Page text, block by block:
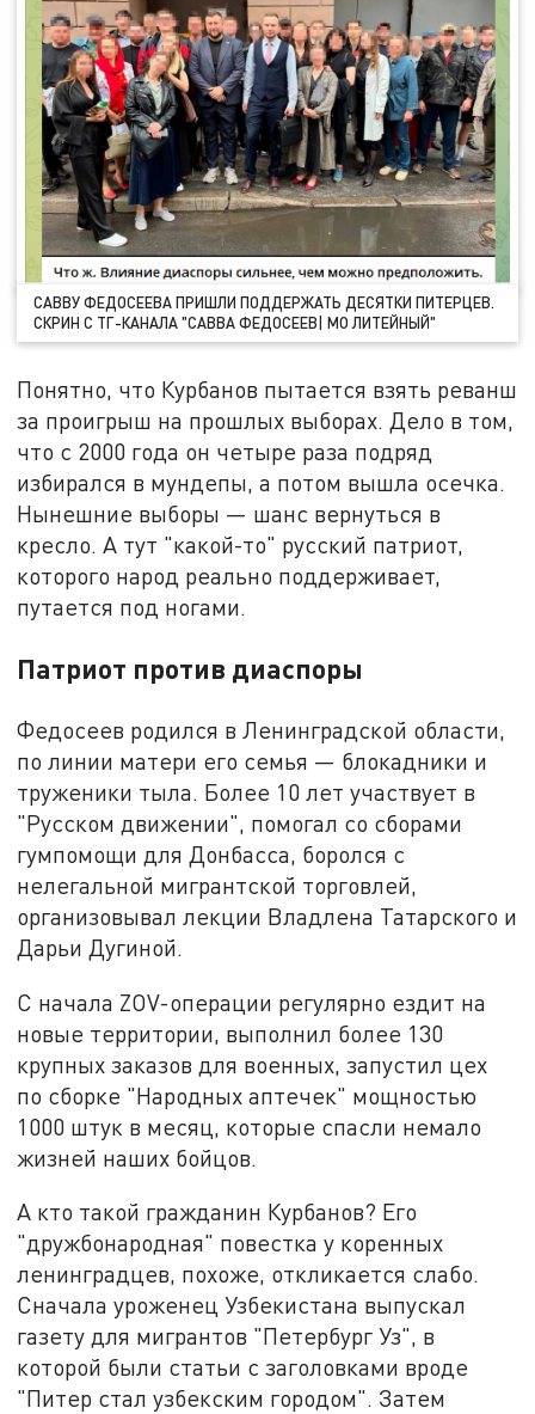
САВВУ ФЕДОСЕЕВА ПРИШЛИ ПОДДЕРЖАТЬ ДЕСЯТКИ ПИТЕРЦЕВ.
СКРИН С ТГ-КАНАЛА "САВВА ФЕДОСЕЕВ| МО ЛИТЕЙНЫЙ"
Понятно, что Курбанов пытается взять реванш
за проигрыш на прошлых выборах. Дело в том,
что с 2000 года он четыре раза подряд
избирался в мундепы, а потом вышла осечка.
Нынешние выборы — шанс вернуться в
кресло. А тут "какой-то" русский патриот,
которого народ реально поддерживает,
путается под ногами.
Патриот против диаспоры
Федосеев родился в Ленинградской области,
по линии матери его семья — блокадники и
труженики тыла. Более 10 лет участвует в
"Русском движении", помогал со сборами
гумпомощи для Донбасса, боролся с
нелегальной мигрантской торговлей,
организовывал лекции Владлена Татарского и
Дарьи Дугиной.
С начала ZOV-операции регулярно ездит на
новые территории, выполнил более 130
крупных заказов для военных, запустил цех
по сборке "Народных аптечек" мощностью
1000 штук в месяц, которые спасли немало
жизней наших бойцов.
А кто такой гражданин Курбанов? Его
"дружбонародная" повестка у коренных
ленинградцев, похоже, откликается слабо.
Сначала уроженец Узбекистана выпускал
газету для мигрантов "Петербург Уз", в
которой были статьи с заголовками вроде
"Питер стал узбекским городом". Затем